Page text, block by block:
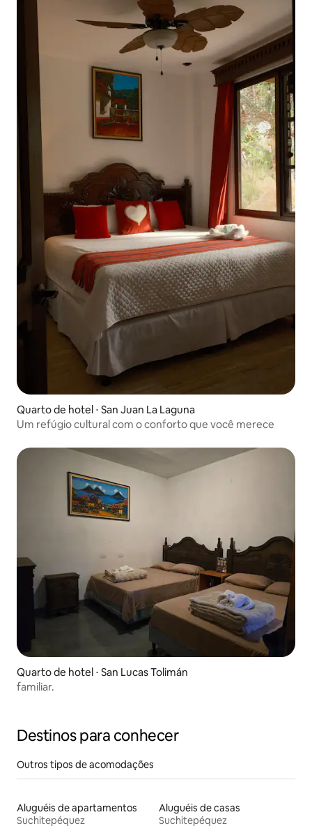
Quarto de hotel ⋅ San Juan La Laguna
Um refúgio cultural com o conforto que você merece
Quarto de hotel ⋅ San Lucas Tolimán
familiar.
Destinos para conhecer
Outros tipos de acomodações
Aluguéis de apartamentos
Suchitepéquez
Aluguéis de casas
Suchitepéquez